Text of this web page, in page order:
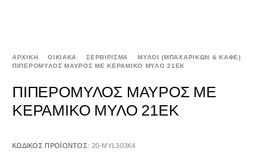
ΑΡΧΙΚΉ ΟΙΚΙΑΚΑ ΣΕΡΒΙΡΙΣΜΑ
ΜΥΛΟΙ (ΜΠΑΧΑΡΙΚΩΝ & ΚΑΦΕ)
ΠΙΠΕΡΟΜΥΛΟΣ ΜΑΥΡΟΣ ΜΕ ΚΕΡΑΜΙΚΟ ΜΥΛΟ 21ΕΚ
ΠΙΠΕΡΟΜΥΛΟΣ ΜΑΥΡΟΣ ΜΕ
ΚΕΡΑΜΙΚΟ ΜΥΛΟ 21ΕΚ
ΚΩΔΙΚΌΣ ΠΡΟΪΌΝΤΟΣ: 20-MYL303K4